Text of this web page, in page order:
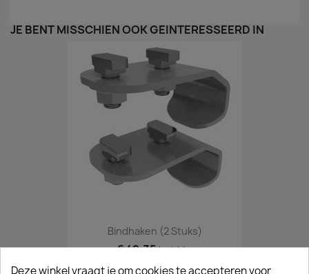
JE BENT MISSCHIEN OOK GEÏNTERESSEERD IN
Bindhaken (2 Stuks)
€ 42,35incl. btw
€ 35,00 excl. btw
Deze winkel vraagt je om cookies te accepteren voor